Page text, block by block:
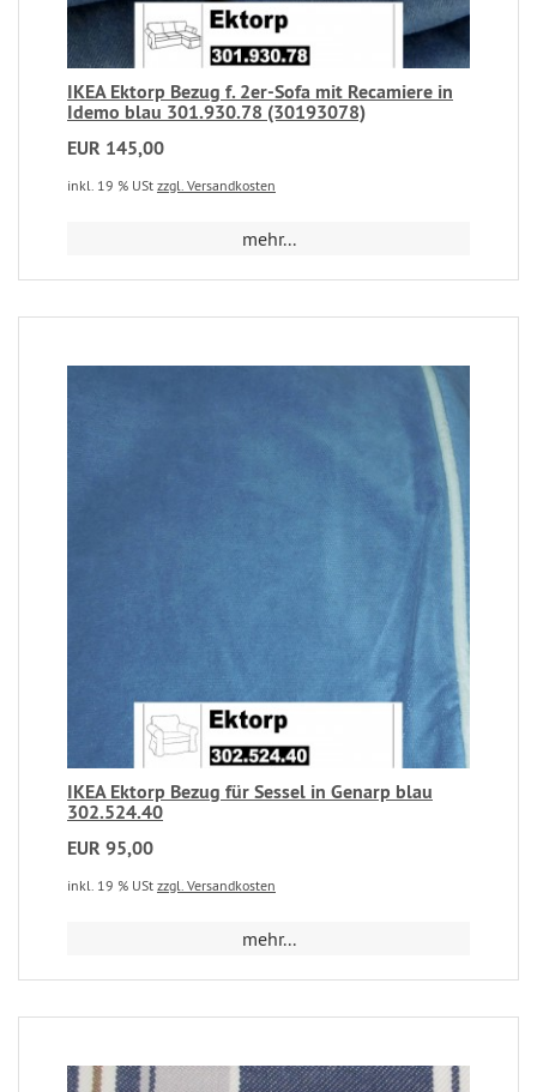
IKEA Ektorp Bezug f. 2er-Sofa mit Recamiere in
Idemo blau 301.930.78 (30193078)
EUR 145,00
inkl. 19 % USt zzgl. Versandkosten
mehr...
IKEA Ektorp Bezug für Sessel in Genarp blau
302.524.40
EUR 95,00
inkl. 19 % USt zzgl. Versandkosten
mehr...